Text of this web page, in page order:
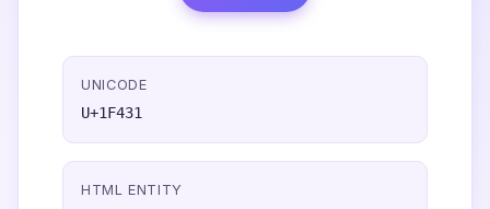
UNICODE
U+1F431
HTML ENTITY